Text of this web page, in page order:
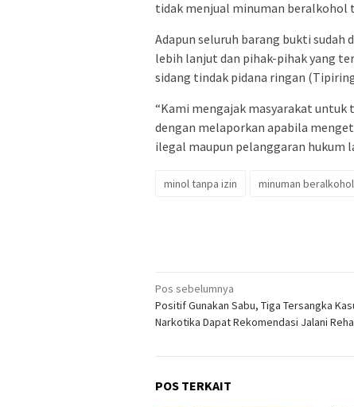
tidak menjual minuman beralkohol
Adapun seluruh barang bukti sudah
lebih lanjut dan pihak-pihak yang
sidang tindak pidana ringan
“Kami mengajak masyarakat
dengan melaporkan apabila
ilegal maupun pelanggaran hukum
minol tanpa izin minuman beralkohol
Navigasi
pos
Pos sebelumnya
Positif Gunakan Sabu, Tiga Tersangka
Narkotika Dapat Rekomendasi Jalani
POS TERKAIT